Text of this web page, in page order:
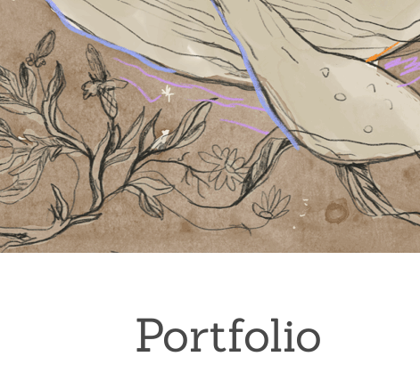
Portfolio